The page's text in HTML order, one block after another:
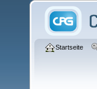
Startseite